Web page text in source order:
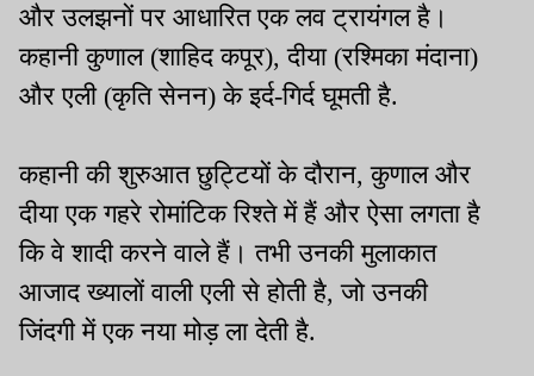
और उलझनों पर आधारित एक लव ट्रायंगल है।
कहानी कुणाल (शाहिद कपूर), दीया (रश्मिका मंदाना)
और एली (कृति सेनन) के इर्द-गिर्द घूमती है.
कहानी की शुरुआत छुट्टियों के दौरान, कुणाल और
दीया एक गहरे रोमांटिक रिश्ते में हैं और ऐसा लगता है
कि वे शादी करने वाले हैं। तभी उनकी मुलाकात
आजाद ख्यालों वाली एली से होती है, जो उनकी
जिंदगी में एक नया मोड़ ला देती है.